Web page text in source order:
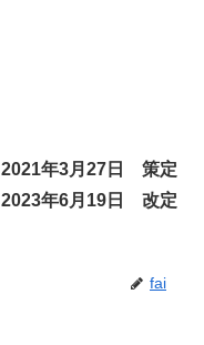
2021年3月27日 策定
2023年6月19日 改定
fai